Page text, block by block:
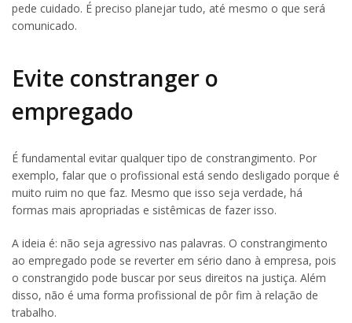
pede cuidado. É preciso planejar tudo, até mesmo o que será
comunicado.
Evite constranger o
empregado
É fundamental evitar qualquer tipo de constrangimento. Por
exemplo, falar que o profissional está sendo desligado porque é
muito ruim no que faz. Mesmo que isso seja verdade, há
formas mais apropriadas e sistêmicas de fazer isso.
A ideia é: não seja agressivo nas palavras. O constrangimento
ao empregado pode se reverter em sério dano à empresa, pois
o constrangido pode buscar por seus direitos na justiça. Além
disso, não é uma forma profissional de pôr fim à relação de
trabalho.